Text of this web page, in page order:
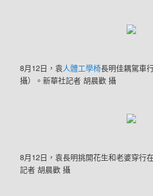
8月12日，袁人體工學椅長明佳耦駕車
攝）。新華社記者 胡晨歡 攝
8月12日，袁長明挑開花生和老婆穿行
記者 胡晨歡 攝